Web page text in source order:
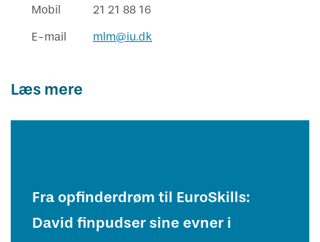
Mobil
21 21 88 16
E-mail
mlm@iu.dk
Læs mere
Fra opfinderdrøm til EuroSkills:
David finpudser sine evner i